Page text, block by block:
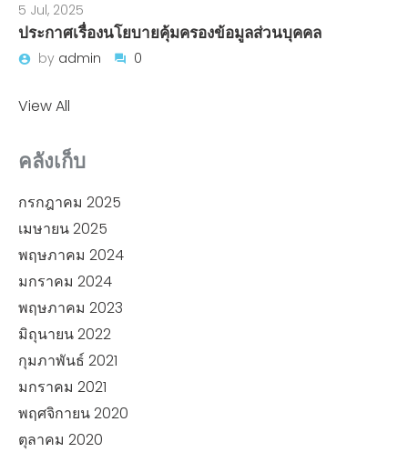
5 Jul, 2025
ประกาศเรื่องนโยบายคุ้มครองข้อมูลส่วนบุคคล
by admin 0
View All
คลังเก็บ
กรกฎาคม 2025
เมษายน 2025
พฤษภาคม 2024
มกราคม 2024
พฤษภาคม 2023
มิถุนายน 2022
กุมภาพันธ์ 2021
มกราคม 2021
พฤศจิกายน 2020
ตุลาคม 2020